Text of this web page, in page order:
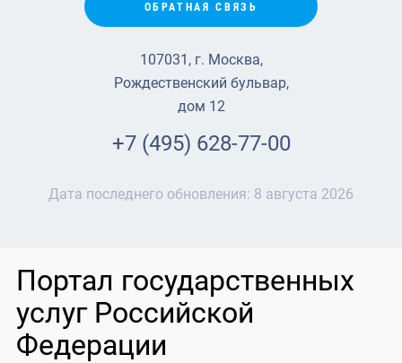
ОБРАТНАЯ СВЯЗЬ
107031, г. Москва,
Рождественский бульвар,
дом 12
+7 (495) 628-77-00
Дата последнего обновления: 8 августа 2026
Портал государственных
услуг Российской
Федерации